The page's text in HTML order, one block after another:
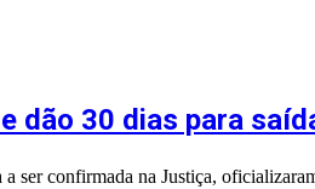
dão 30 dias para
ser confirmada na Justiça,